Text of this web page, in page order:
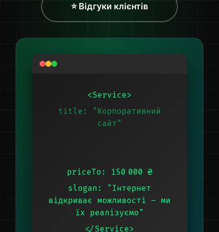
⭐ Відгуки клієнтів
<Service>
title: "Корпоративний
сайт"
priceTo: 150 000 ₴
slogan: "Інтернет
відкриває можливості – ми
їх реалізуємо"
</Service>